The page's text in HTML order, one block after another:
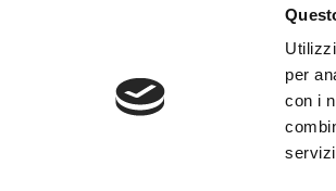
per
con i
42122 Reggio Emilia
Impresa
Comune di